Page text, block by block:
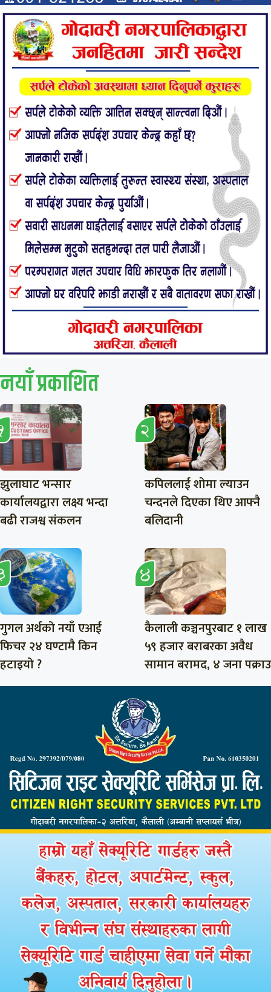
नयाँ प्रकाशित
झुलाघाट भन्सार
कार्यालयद्वारा लक्ष्य भन्दा
बढी राजश्व संकलन
कपिललाई शोमा ल्याउन
चन्दनले दिएका थिए आफ्नै
बलिदानी
गुगल अर्थको नयाँ एआई
फिचर २४ घण्टामै किन
हटाइयो ?
कैलाली कञ्चनपुरबाट १ लाख
५९ हजार बराबरका अवैध
सामान बरामद, ४ जना पक्राउ